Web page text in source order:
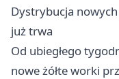
Dystrybucja
już trwa
Od ubiegłego
nowe żółte worki